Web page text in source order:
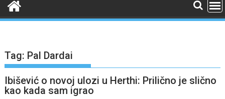
Tag: Pal Dardai
Ibišević o novoj ulozi u Herthi: Prilično je slično
kao kada sam igrao